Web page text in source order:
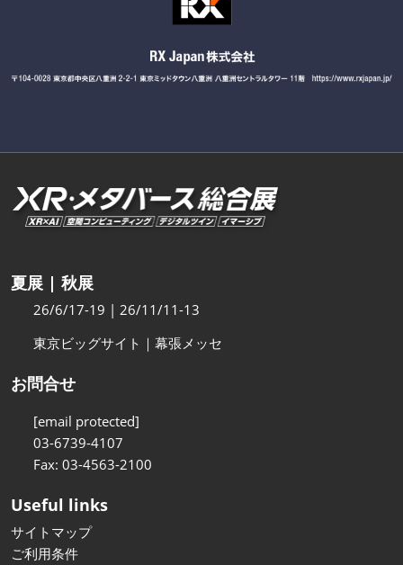
夏展 | 秋展
26/6/17-19 | 26/11/11-13
東京ビッグサイト｜幕張メッセ
お問合せ
[email protected]
03-6739-4107
Fax: 03-4563-2100
Useful links
サイトマップ
ご利用条件